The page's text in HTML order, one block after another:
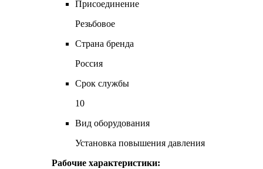
Присоединение
Резьбовое
Страна бренда
Россия
Срок службы
10
Вид оборудования
Установка повышения давления
Рабочие характеристики: